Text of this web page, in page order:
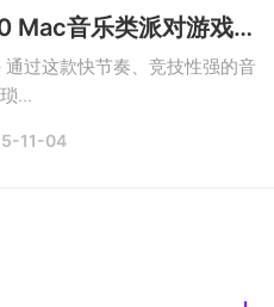
SongPop Party v3.5.0 Mac音乐类派对游戏破解版
过这款快节奏、竞技性强的音
...
11-04